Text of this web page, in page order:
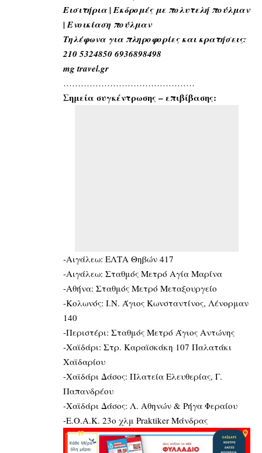
Εισιτήρια | Εκδρομές με πολυτελή πούλμαν
| Ενοικίαση πούλμαν
Τηλέφωνα για πληροφορίες και κρατήσεις:
210 5324850 6936898498
mg travel.gr
………………………………………
Σημεία συγκέντρωσης – επιβίβασης:
-Αιγάλεω: ΕΛΤΑ Θηβών 417
-Αιγάλεω: Σταθμός Μετρό Αγία Μαρίνα
-Αθήνα: Σταθμός Μετρό Μεταξουργείο
-Κολωνός: Ι.Ν. Άγιος Κωνσταντίνος, Λένορμαν
140
-Περιστέρι: Σταθμός Μετρό Άγιος Αντώνης
-Χαϊδάρι: Στρ. Καραϊσκάκη 107 Παλατάκι
Χαϊδαρίου
-Χαϊδάρι Δάσος: Πλατεία Ελευθερίας, Γ.
Παπανδρέου
-Χαϊδάρι Δάσος: Λ. Αθηνών & Ρήγα Φεραίου
-Ε.Ο.Α.Κ. 23ο χλμ Praktiker Μάνδρας